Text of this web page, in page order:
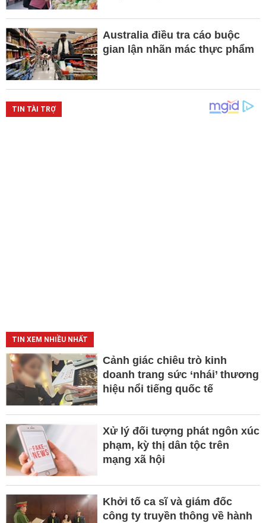
Australia điều tra cáo buộc
gian lận nhãn mác thực phẩm
TIN XEM NHIỀU NHẤT
Cảnh giác chiêu trò kinh
doanh trang sức ‘nhái’ thương
hiệu nổi tiếng quốc tế
Xử lý đối tượng phát ngôn xúc
phạm, kỳ thị dân tộc trên
mạng xã hội
Khởi tố ca sĩ và giám đốc
công ty truyền thông về hành